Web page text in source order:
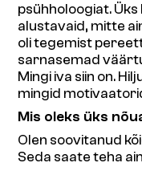
psühholoogiat.
alustavaid, mitte
oli tegemist
sarnasemad
Mingi iva siin on.
mingid
Mis oleks üks
Olen soovitanud
Seda saate teha